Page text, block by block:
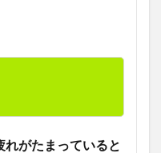
がたまっていると